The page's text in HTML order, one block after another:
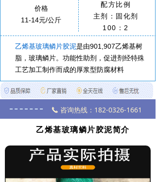
价格
11-14元/公斤
配方比例
主剂：固化剂
100：2
乙烯基玻璃鳞片胶泥是由901,907乙烯基树
脂，玻璃鳞片。功能性助剂，促进剂经特殊
工艺加工制作而成的厚浆型防腐材料
끅 咨询热线：182-0326-1661
乙烯基玻璃鳞片胶泥简介